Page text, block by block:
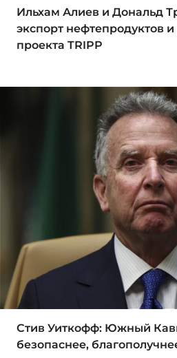
Ильхам Алиев и Дональд
экспорт нефтепродуктов
проекта TRIPP
Стив Уиткофф: Южный
безопаснее,